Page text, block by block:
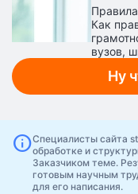
Как
вузов,
Ну
infoСпециалисты сайта
обработке и
Заказчиком теме.
готовым научным
для его написания.